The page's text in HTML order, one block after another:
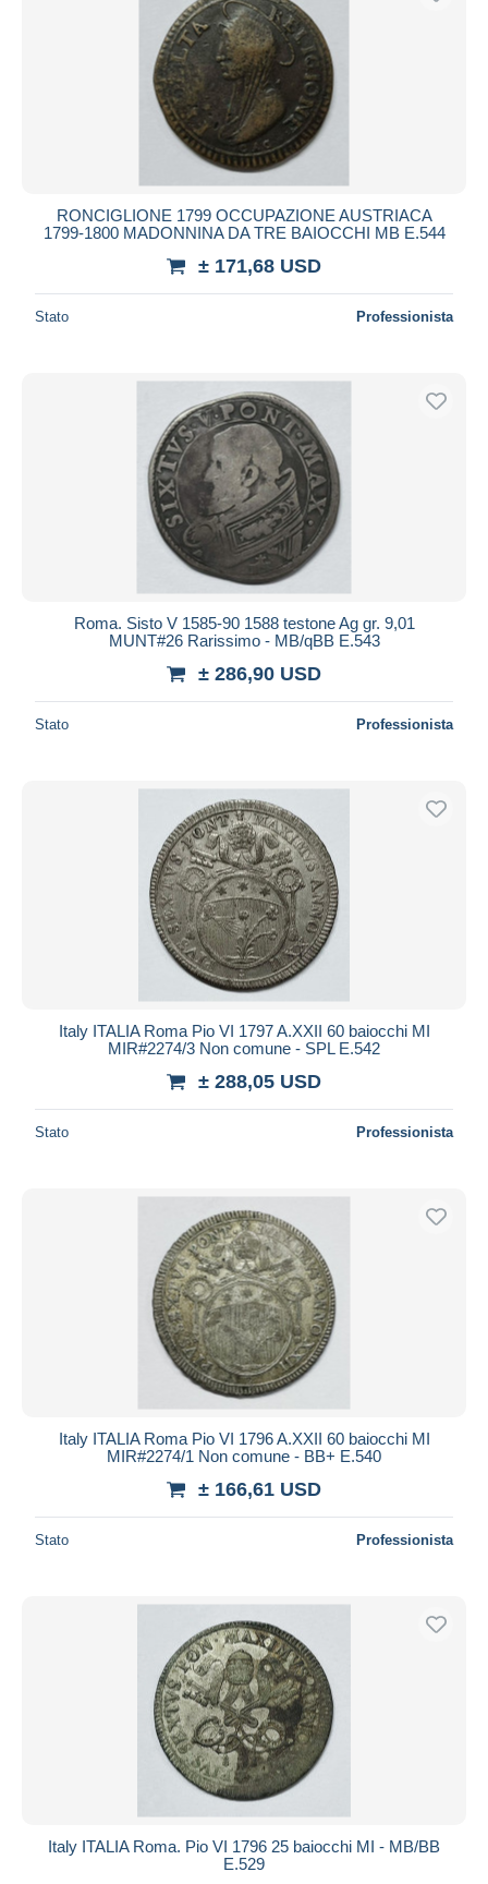
RONCIGLIONE 1799 OCCUPAZIONE AUSTRIACA
1799-1800 MADONNINA DA TRE BAIOCCHI MB E.544
± 171,68 USD
Stato Professionista
Roma. Sisto V 1585-90 1588 testone Ag gr. 9,01
MUNT#26 Rarissimo - MB/qBB E.543
± 286,90 USD
Stato Professionista
Italy ITALIA Roma Pio VI 1797 A.XXII 60 baiocchi MI
MIR#2274/3 Non comune - SPL E.542
± 288,05 USD
Stato Professionista
Italy ITALIA Roma Pio VI 1796 A.XXII 60 baiocchi MI
MIR#2274/1 Non comune - BB+ E.540
± 166,61 USD
Stato Professionista
Italy ITALIA Roma. Pio VI 1796 25 baiocchi MI - MB/BB
E.529